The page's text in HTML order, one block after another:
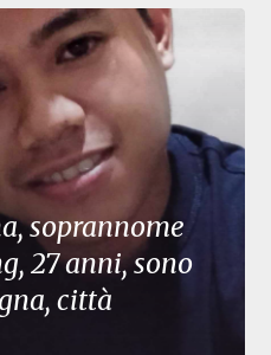
soprannome
27 anni, sono
città